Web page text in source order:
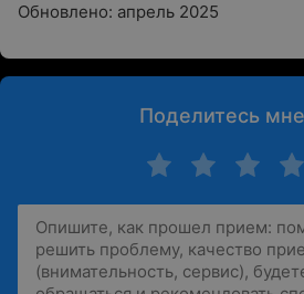
Обновлено: апрель 2025
Поделитесь